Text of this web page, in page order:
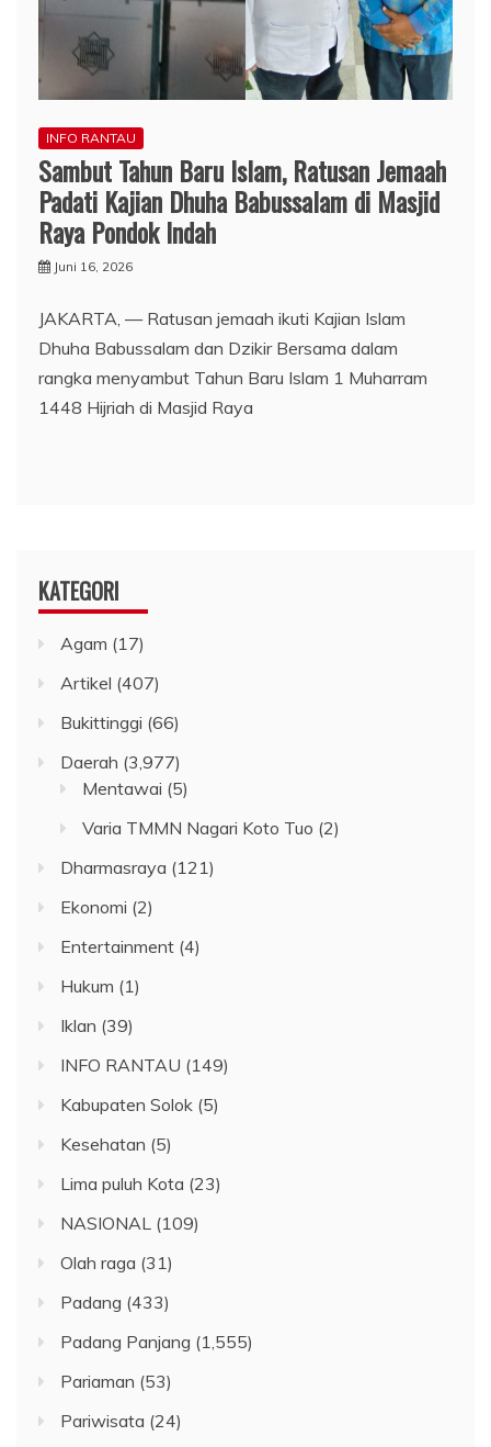
INFO RANTAU
Sambut Tahun Baru Islam, Ratusan Jemaah
Padati Kajian Dhuha Babussalam di Masjid
Raya Pondok Indah
Juni 16, 2026
JAKARTA, — Ratusan jemaah ikuti Kajian Islam
Dhuha Babussalam dan Dzikir Bersama dalam
rangka menyambut Tahun Baru Islam 1 Muharram
1448 Hijriah di Masjid Raya
KATEGORI
Agam (17)
Artikel (407)
Bukittinggi (66)
Daerah (3,977)
Mentawai (5)
Varia TMMN Nagari Koto Tuo (2)
Dharmasraya (121)
Ekonomi (2)
Entertainment (4)
Hukum (1)
Iklan (39)
INFO RANTAU (149)
Kabupaten Solok (5)
Kesehatan (5)
Lima puluh Kota (23)
NASIONAL (109)
Olah raga (31)
Padang (433)
Padang Panjang (1,555)
Pariaman (53)
Pariwisata (24)